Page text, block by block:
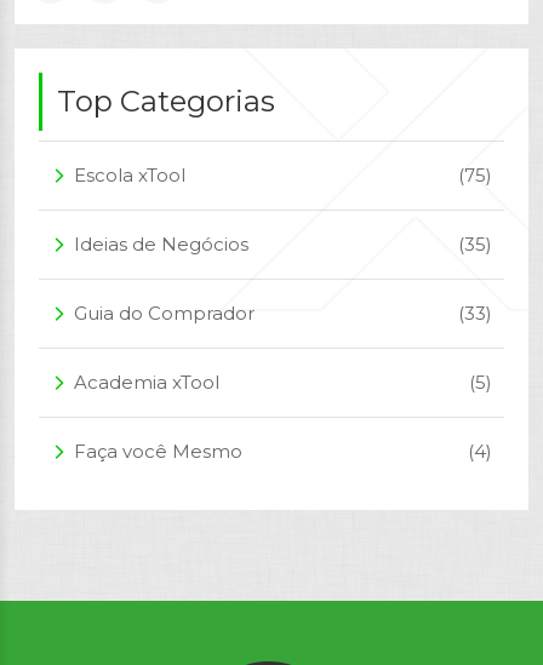
Top Categorias
arrow_forward_ios Escola xTool (75)
arrow_forward_ios Ideias de Negócios (35)
arrow_forward_ios Guia do Comprador (33)
arrow_forward_ios Academia xTool (5)
arrow_forward_ios Faça você Mesmo (4)